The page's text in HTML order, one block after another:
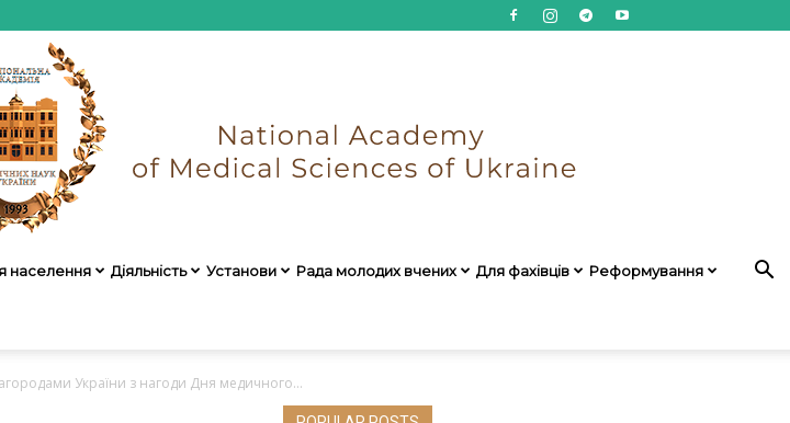
населення Діяльність Установи Рада молодих вчених Для фахівців Реформування
України з нагоди Дня медичного...